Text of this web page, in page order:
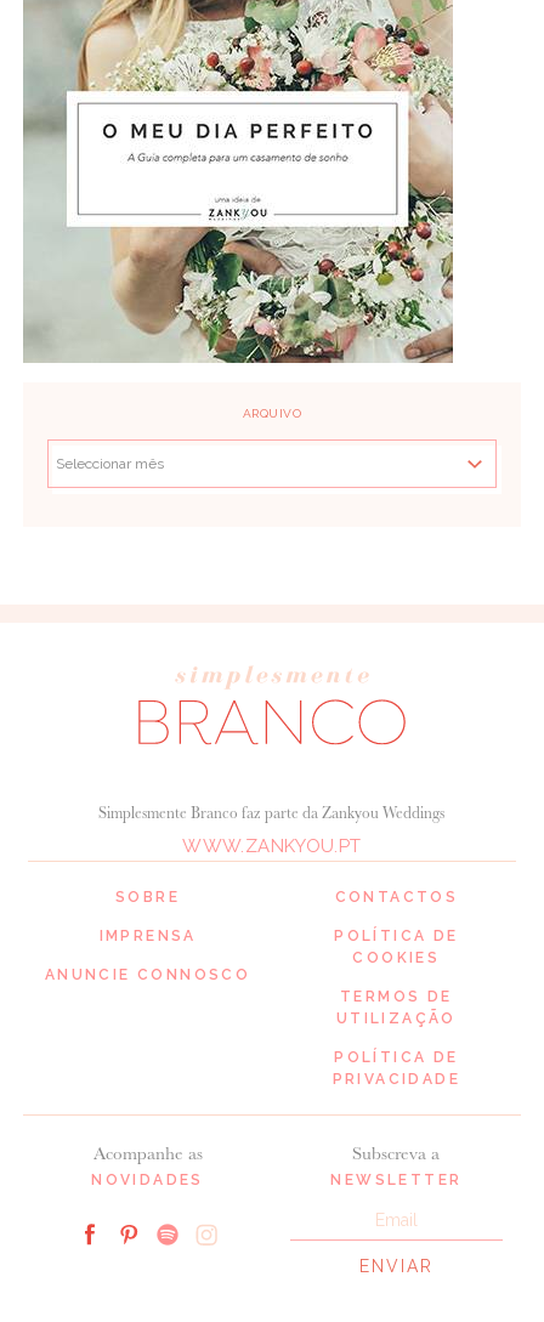
ARQUIVO
SOBRE
IMPRENSA
ANUNCIE CONNOSCO
Acompanhe as
NOVIDADES
Simplesmente Branco faz parte da Zankyou Weddings
WWW.ZANKYOU.PT
Subscreva a
NEWSLETTER
CONTACTOS
POLÍTICA DE
COOKIES
TERMOS DE
UTILIZAÇÃO
POLÍTICA DE
PRIVACIDADE